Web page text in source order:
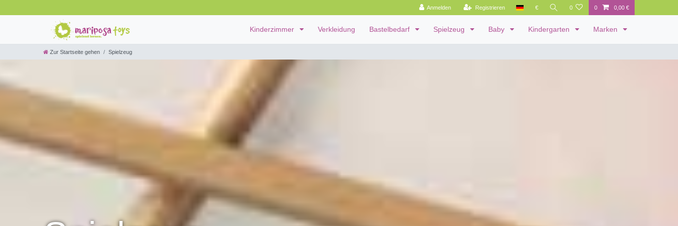
Anmelden Registrieren € 0 0 0,00 €
Kinderzimmer Verkleidung Bastelbedarf Spielzeug Baby Kindergarten Marken
Zur Startseite gehen Spielzeug